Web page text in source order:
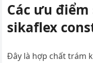
Các ưu
sikaflex
Đây là hợp chất trám